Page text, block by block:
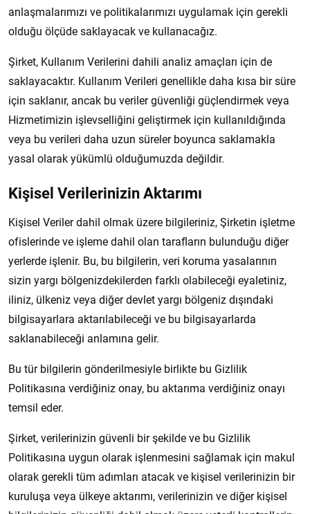
anlaşmalarımızı ve politikalarımızı uygulamak için gerekli
olduğu ölçüde saklayacak ve kullanacağız.
Şirket, Kullanım Verilerini dahili analiz amaçları için de
saklayacaktır. Kullanım Verileri genellikle daha kısa bir süre
için saklanır, ancak bu veriler güvenliği güçlendirmek veya
Hizmetimizin işlevselliğini geliştirmek için kullanıldığında
veya bu verileri daha uzun süreler boyunca saklamakla
yasal olarak yükümlü olduğumuzda değildir.
Kişisel Verilerinizin Aktarımı
Kişisel Veriler dahil olmak üzere bilgileriniz, Şirketin işletme
ofislerinde ve işleme dahil olan tarafların bulunduğu diğer
yerlerde işlenir. Bu, bu bilgilerin, veri koruma yasalarının
sizin yargı bölgenizdekilerden farklı olabileceği eyaletiniz,
iliniz, ülkeniz veya diğer devlet yargı bölgeniz dışındaki
bilgisayarlara aktarılabileceği ve bu bilgisayarlarda
saklanabileceği anlamına gelir.
Bu tür bilgilerin gönderilmesiyle birlikte bu Gizlilik
Politikasına verdiğiniz onay, bu aktarıma verdiğiniz onayı
temsil eder.
Şirket, verilerinizin güvenli bir şekilde ve bu Gizlilik
Politikasına uygun olarak işlenmesini sağlamak için makul
olarak gerekli tüm adımları atacak ve kişisel verilerinizin bir
kuruluşa veya ülkeye aktarımı, verilerinizin ve diğer kişisel